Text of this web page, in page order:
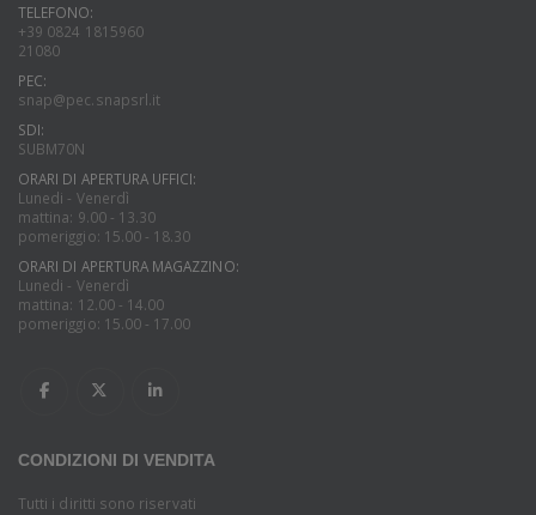
TELEFONO:
+39 0824 1815960
21080
PEC:
snap@pec.snapsrl.it
SDI:
SUBM70N
ORARI DI APERTURA UFFICI:
Lunedi - Venerdì
mattina: 9.00 - 13.30
pomeriggio: 15.00 - 18.30
ORARI DI APERTURA MAGAZZINO:
Lunedi - Venerdì
mattina: 12.00 - 14.00
pomeriggio: 15.00 - 17.00
CONDIZIONI DI VENDITA
Tutti i diritti sono riservati